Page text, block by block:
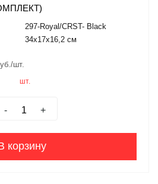
297-Royal/CRST- Black
34x17x16,2 см
шт.
шт.
- +
корзину